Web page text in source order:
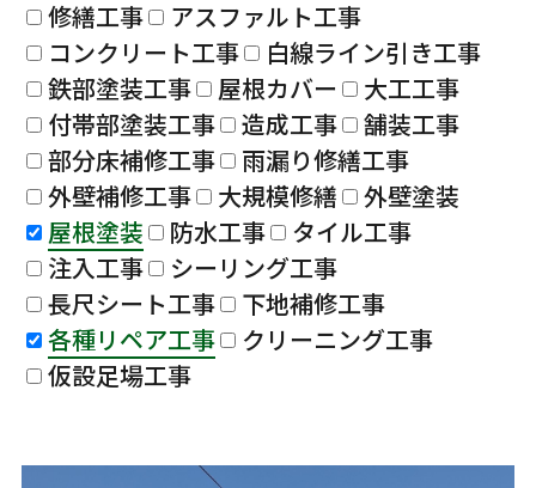
修繕工事
アスファルト工事
コンクリート工事
白線ライン引き工事
鉄部塗装工事
屋根カバー
大工工事
付帯部塗装工事
造成工事
舗装工事
部分床補修工事
雨漏り修繕工事
外壁補修工事
大規模修繕
外壁塗装
屋根塗装
防水工事
タイル工事
注入工事
シーリング工事
長尺シート工事
下地補修工事
各種リペア工事
クリーニング工事
仮設足場工事